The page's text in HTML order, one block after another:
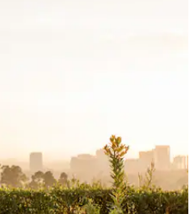
索結果を確認することができます。